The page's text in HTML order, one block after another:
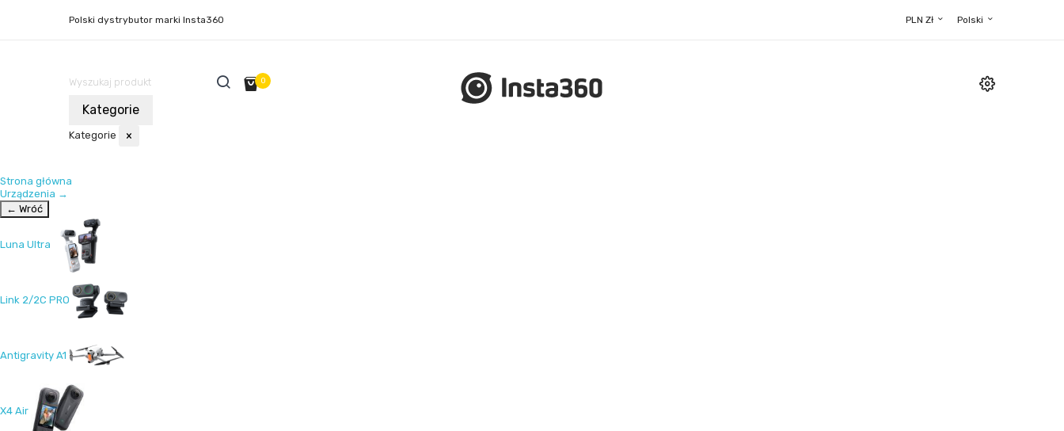
Polski
PLN Zł
Polski dystrybutor marki Insta360
0
Kategorie
Kategorie ×
Strona główna
Urządzenia →
← Wróć
Luna Ultra
Link 2/2C PRO
Antigravity A1
X4 Air